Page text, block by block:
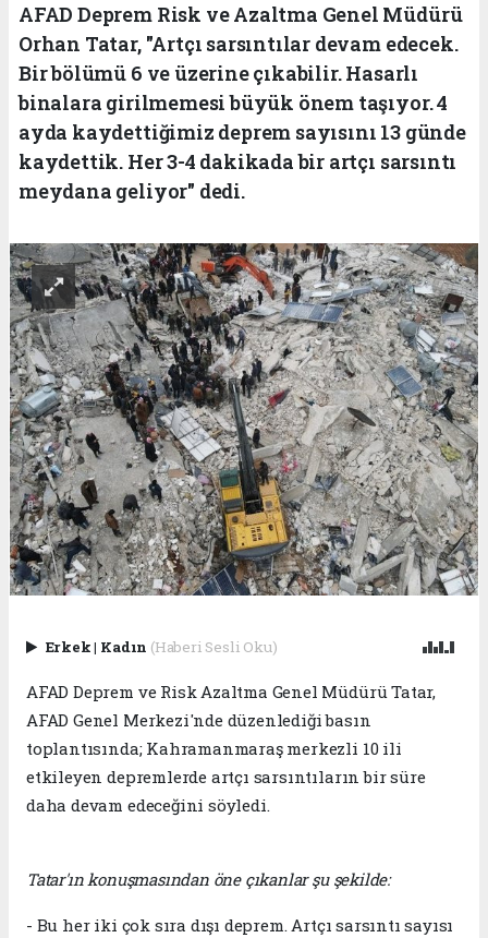
AFAD Deprem Risk ve Azaltma Genel Müdürü
Orhan Tatar, "Artçı sarsıntılar devam edecek.
Bir bölümü 6 ve üzerine çıkabilir. Hasarlı
binalara girilmemesi büyük önem taşıyor. 4
ayda kaydettiğimiz deprem sayısını 13 günde
kaydettik. Her 3-4 dakikada bir artçı sarsıntı
meydana geliyor" dedi.
Erkek| Kadın (Haberi Sesli Oku)
AFAD Deprem ve Risk Azaltma Genel Müdürü Tatar,
AFAD Genel Merkezi'nde düzenlediği basın
toplantısında; Kahramanmaraş merkezli 10 ili
etkileyen depremlerde artçı sarsıntıların bir süre
daha devam edeceğini söyledi.
Tatar'ın konuşmasından öne çıkanlar şu şekilde:
- Bu her iki çok sıra dışı deprem. Artçı sarsıntı sayısı